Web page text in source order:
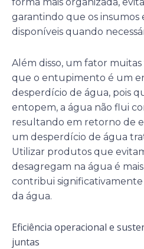
garantindo que os insumos
disponíveis quando
Além disso, um fator
que o entupimento é um
desperdício de água, pois
entopem, a água não flui
resultando em retorno de
um desperdício de água
Utilizar produtos que
desagregam na água é
contribui
da água.
Eficiência operacional e
juntas